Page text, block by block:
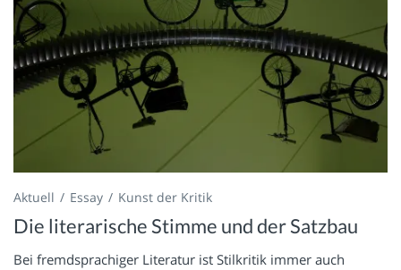
Aktuell Essay Kunst der Kritik
Die literarische Stimme und der Satzbau
Bei fremdsprachiger Literatur ist Stilkritik immer auch